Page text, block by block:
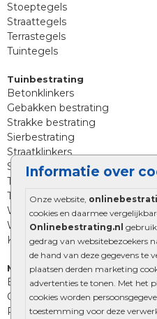
Informatie over
Onze website,
cookies en daarmee
Onlinebestrating.nl
gedrag van websitebezoekers
de hand van deze gegevens te
plaatsen derden marketing
advertenties te tonen. Met het
cookies worden
toestemming voor deze
Stoeptegels
Straattegels
Terrastegels
Tuintegels
Tuinbestrating
Betonklinkers
Gebakken bestrating
Strakke bestrating
Sierbestrating
Straatklinkers
Straatstenen
Trommelstenen
Tuinstenen
Waalformaat
Wildverband bestrating
Kingstones
Muurelementen
Betonbielzen
Opsluitbanden
Palissades